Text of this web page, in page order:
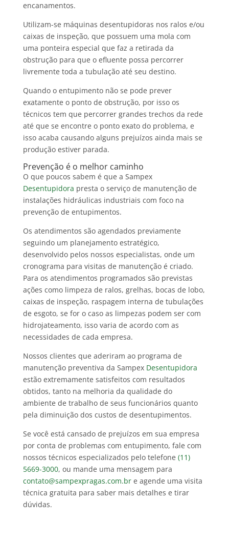
encanamentos.
Utilizam-se máquinas desentupidoras nos ralos e/ou
caixas de inspeção, que possuem uma mola com
uma ponteira especial que faz a retirada da
obstrução para que o efluente possa percorrer
livremente toda a tubulação até seu destino.
Quando o entupimento não se pode prever
exatamente o ponto de obstrução, por isso os
técnicos tem que percorrer grandes trechos da rede
até que se encontre o ponto exato do problema, e
isso acaba causando alguns prejuízos ainda mais se
produção estiver parada.
Prevenção é o melhor caminho
O que poucos sabem é que a Sampex
Desentupidora presta o serviço de manutenção de
instalações hidráulicas industriais com foco na
prevenção de entupimentos.
Os atendimentos são agendados previamente
seguindo um planejamento estratégico,
desenvolvido pelos nossos especialistas, onde um
cronograma para visitas de manutenção é criado.
Para os atendimentos programados são previstas
ações como limpeza de ralos, grelhas, bocas de lobo,
caixas de inspeção, raspagem interna de tubulações
de esgoto, se for o caso as limpezas podem ser com
hidrojateamento, isso varia de acordo com as
necessidades de cada empresa.
Nossos clientes que aderiram ao programa de
manutenção preventiva da Sampex Desentupidora
estão extremamente satisfeitos com resultados
obtidos, tanto na melhoria da qualidade do
ambiente de trabalho de seus funcionários quanto
pela diminuição dos custos de desentupimentos.
Se você está cansado de prejuízos em sua empresa
por conta de problemas com entupimento, fale com
nossos técnicos especializados pelo telefone (11)
5669-3000, ou mande uma mensagem para
contato@sampexpragas.com.bre agende uma visita
técnica gratuita para saber mais detalhes e tirar
dúvidas.